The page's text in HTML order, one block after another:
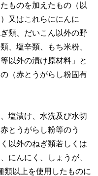
ものを加えたもの（以
又はこれらににんに
類、だいこん以外の野
、塩辛類、もち米粉、
以外の漬け原材料」と
（赤とうがらし粉固有
塩漬け、水洗及び水切
とうがらし粉等のう
以外のねぎ類若しくは
にんにく、しょうが、
類以上を使用したものに